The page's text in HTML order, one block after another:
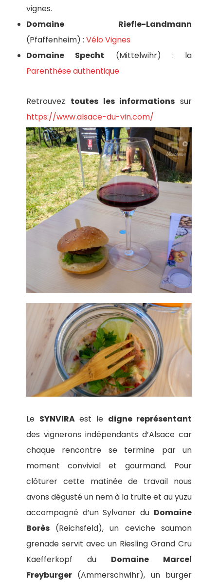
vignes.
Domaine Riefle-Landmann
(Pfaffenheim) : Vélo Vignes
Domaine Specht (Mittelwihr) : la
Parenthèse authentique
Retrouvez toutes les informations sur
https://www.alsace-du-vin.com/
Le SYNVIRAest le digne représentant
des vignerons indépendants d’Alsace car
chaque rencontre se termine par un
moment convivial et gourmand. Pour
clôturer cette matinée de travail nous
avons dégusté un nem à la truite et au yuzu
accompagné d’un Sylvaner du Domaine
Borès(Reichsfeld), un ceviche saumon
grenade servit avec un Riesling Grand Cru
Kaefferkopf du Domaine Marcel
Freyburger(Ammerschwihr), un burger